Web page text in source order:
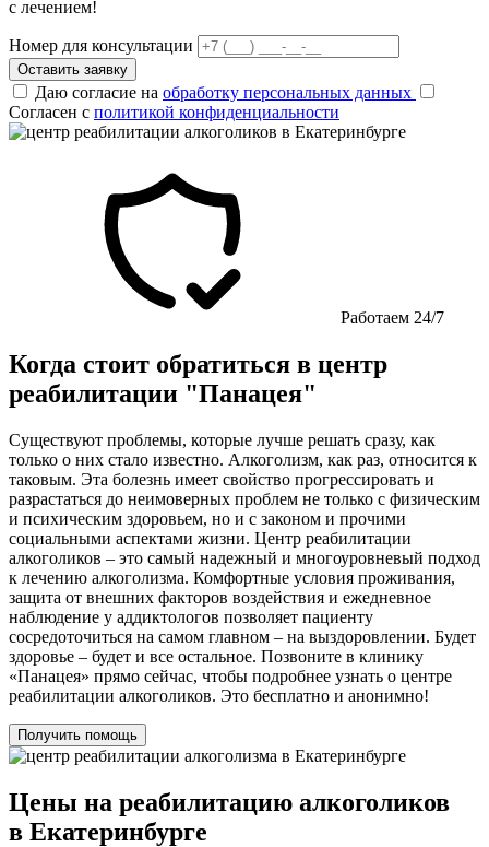
с лечением!
Номер для консультации
Оставить заявку
Даю согласие на обработку персональных данных
Согласен с политикой конфиденциальности
Работаем 24/7
Когда стоит обратиться в центр
реабилитации "Панацея"
Существуют проблемы, которые лучше решать сразу, как
только о них стало известно. Алкоголизм, как раз, относится к
таковым. Эта болезнь имеет свойство прогрессировать и
разрастаться до неимоверных проблем не только с физическим
и психическим здоровьем, но и с законом и прочими
социальными аспектами жизни. Центр реабилитации
алкоголиков – это самый надежный и многоуровневый подход
к лечению алкоголизма. Комфортные условия проживания,
защита от внешних факторов воздействия и ежедневное
наблюдение у аддиктологов позволяет пациенту
сосредоточиться на самом главном – на выздоровлении. Будет
здоровье – будет и все остальное. Позвоните в клинику
«Панацея» прямо сейчас, чтобы подробнее узнать о центре
реабилитации алкоголиков. Это бесплатно и анонимно!
Получить помощь
Цены на реабилитацию алкоголиков
в Екатеринбурге